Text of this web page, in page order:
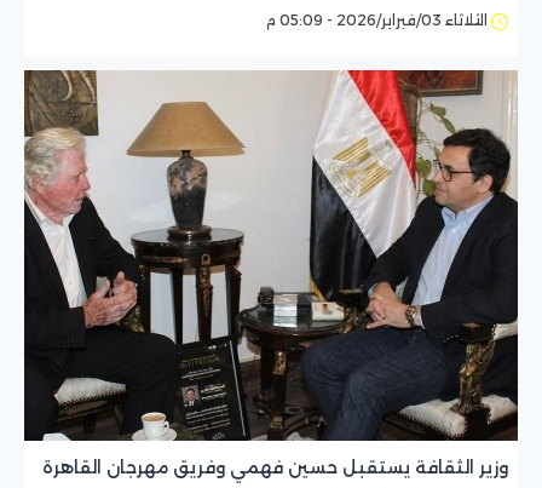
الثلاثاء 03/فبراير/2026 - 05:09 م
وزير الثقافة يستقبل حسين فهمي وفريق مهرجان القاهرة